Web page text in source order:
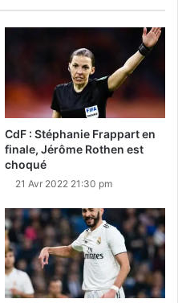
CdF : Stéphanie Frappart en
finale, Jérôme Rothen est
choqué
21 Avr 2022 21:30 pm